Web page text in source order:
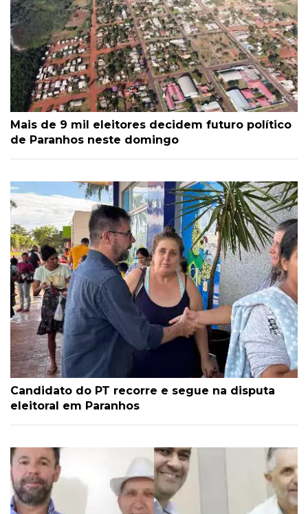
Mais de 9 mil eleitores decidem futuro político
de Paranhos neste domingo
Candidato do PT recorre e segue na disputa
eleitoral em Paranhos